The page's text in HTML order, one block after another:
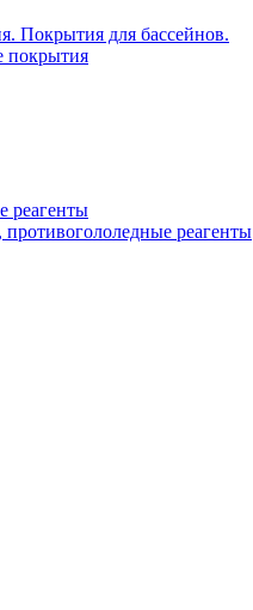
Покрытия для бассейнов.
покрытия
реагенты
реагенты